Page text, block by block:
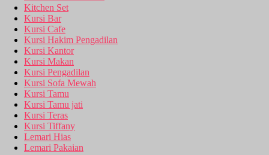
Kitchen Set
Kursi Bar
Kursi Cafe
Kursi Hakim Pengadilan
Kursi Kantor
Kursi Makan
Kursi Pengadilan
Kursi Sofa Mewah
Kursi Tamu
Kursi Tamu jati
Kursi Teras
Kursi Tiffany
Lemari Hias
Lemari Pakaian